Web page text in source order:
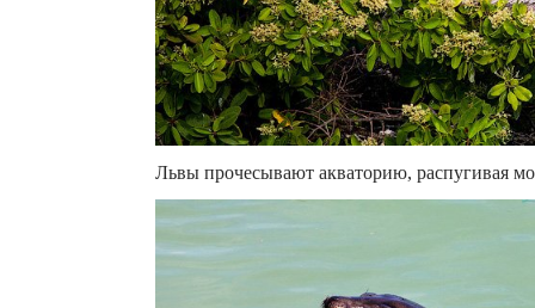
Львы прочесывают акваторию, распугивая